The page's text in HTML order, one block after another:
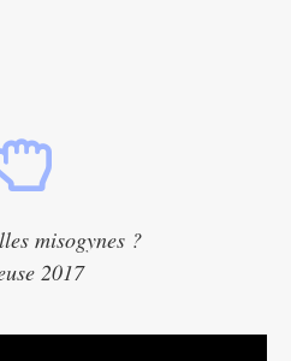
misogynes ?
2017